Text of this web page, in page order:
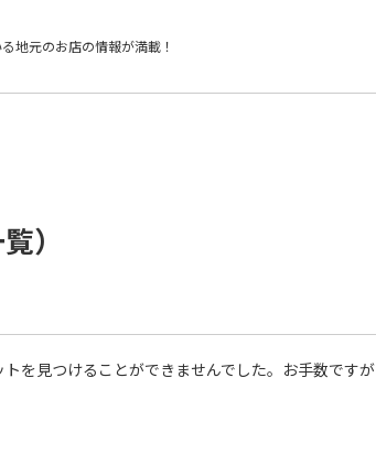
地元のお店の情報が満載！
）
を見つけることができませんでした。お手数ですが